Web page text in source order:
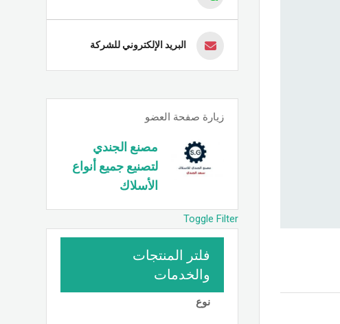
البريد الإلكتروني للشركة
زيارة صفحة العضو
مصنع الجندي
لتصنيع جميع أنواع
الأسلاك
Toggle Filter
فلتر المنتجات
والخدمات
نوع